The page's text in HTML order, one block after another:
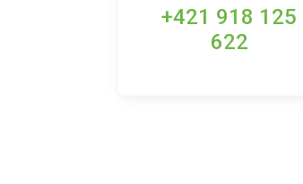
+421 918 125
622